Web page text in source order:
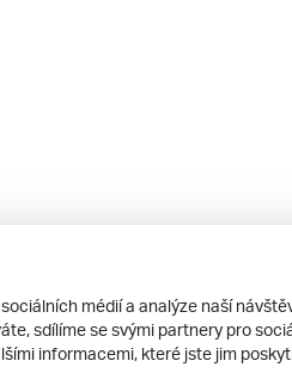
médií a analýze naší
sdílíme se svými partnery pro
informacemi, které jste jim